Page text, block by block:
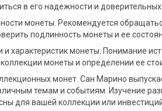
в его надежности и
монеты. Рекомендуется
подлинность монеты и ее
и характеристик монеты. Понимание
монеты и определении ее
монет. Сан Марино
темам и событиям. Изучение
для вашей коллекции или